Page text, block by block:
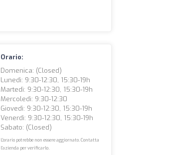
Orario:
Domenica: (closed)
Lunedì: 9:30-12:30, 15:30-19h
Martedì: 9:30-12:30, 15:30-19h
Mercoledì: 9:30-12:30
Giovedì: 9:30-12:30, 15:30-19h
Venerdì: 9:30-12:30, 15:30-19h
Sabato: (closed)
L'orario potrebbe non essere aggiornato. Contatta
l'azienda per verificarlo.